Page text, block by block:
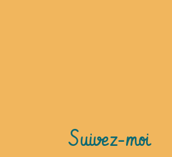
Suivez-moi